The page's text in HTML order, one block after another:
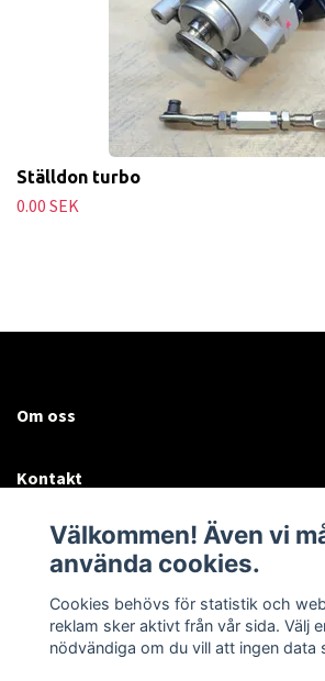
Ställdon turbo
0.00 SEK
Om oss
Kontakt
Mer information:
Sociala medier
Välkommen! Även vi
använda cookies.
Cookies behövs för statistik och
reklam sker aktivt från vår sida. Välj
nödvändiga om du vill att ingen data